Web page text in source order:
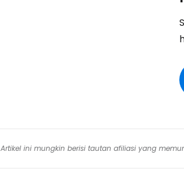
Artikel ini mungkin berisi tautan afiliasi yang